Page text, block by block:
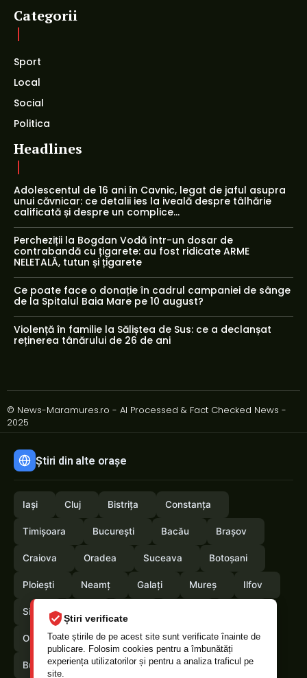
Știri verificate
Toate știrile de pe acest site sunt verificate înainte de
publicare. Folosim cookies pentru a îmbunătăți
experiența utilizatorilor și pentru a analiza traficul pe
site.
Categorii
Sport
Local
Social
Politica
Headlines
Adolescentul de 16 ani în Cavnic, legat de jaful asupra
unui căvnicar: ce detalii ies la iveală despre tâlhărie
calificată și despre un complice...
Percheziții la Bogdan Vodă într-un dosar de
contrabandă cu țigarete: au fost ridicate ARME
NELETALĂ, tutun și țigarete
Ce poate face o donație în cadrul campaniei de sânge
de la Spitalul Baia Mare pe 10 august?
Violență în familie la Săliștea de Sus: ce a declanșat
reținerea tânărului de 26 de ani
© News-Maramures.ro - AI Processed & Fact Checked News -
2025
Știri din alte orașe
Iași Cluj Bistrița Constanța
Timișoara București Bacău Brașov
Craiova Oradea Suceava Botoșani
Ploiești Neamț Galați Mureș Ilfov
Sibiu
Olt Arges Vrancea Satumare
Buzau Braila Calarasi Caras-Severin